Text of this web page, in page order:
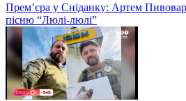
Прем’єра у Сніданку: Артем
пісню “Люлі-люлі”